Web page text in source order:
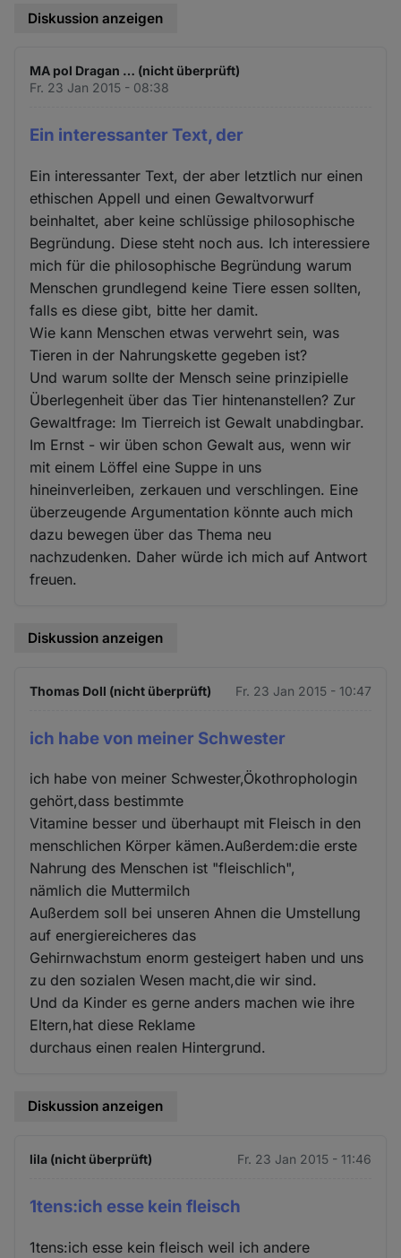
Diskussion anzeigen
MA pol Dragan … (nicht überprüft)
Fr. 23 Jan 2015 - 08:38
Ein interessanter Text, der
Ein interessanter Text, der aber letztlich nur einen
ethischen Appell und einen Gewaltvorwurf
beinhaltet, aber keine schlüssige philosophische
Begründung. Diese steht noch aus. Ich interessiere
mich für die philosophische Begründung warum
Menschen grundlegend keine Tiere essen sollten,
falls es diese gibt, bitte her damit.
Wie kann Menschen etwas verwehrt sein, was
Tieren in der Nahrungskette gegeben ist?
Und warum sollte der Mensch seine prinzipielle
Überlegenheit über das Tier hintenanstellen? Zur
Gewaltfrage: Im Tierreich ist Gewalt unabdingbar.
Im Ernst - wir üben schon Gewalt aus, wenn wir
mit einem Löffel eine Suppe in uns
hineinverleiben, zerkauen und verschlingen. Eine
überzeugende Argumentation könnte auch mich
dazu bewegen über das Thema neu
nachzudenken. Daher würde ich mich auf Antwort
freuen.
Diskussion anzeigen
Thomas Doll (nicht überprüft) Fr. 23 Jan 2015 - 10:47
ich habe von meiner Schwester
ich habe von meiner Schwester,Ökothrophologin
gehört,dass bestimmte
Vitamine besser und überhaupt mit Fleisch in den
menschlichen Körper kämen.Außerdem:die erste
Nahrung des Menschen ist "fleischlich",
nämlich die Muttermilch
Außerdem soll bei unseren Ahnen die Umstellung
auf energiereicheres das
Gehirnwachstum enorm gesteigert haben und uns
zu den sozialen Wesen macht,die wir sind.
Und da Kinder es gerne anders machen wie ihre
Eltern,hat diese Reklame
durchaus einen realen Hintergrund.
Diskussion anzeigen
lila (nicht überprüft) Fr. 23 Jan 2015 - 11:46
1tens:ich esse kein fleisch
1tens:ich esse kein fleisch weil ich andere